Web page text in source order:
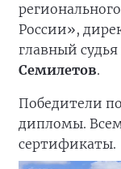
России»,
главный
Семилетов.
Победители
дипломы.
сертификаты.